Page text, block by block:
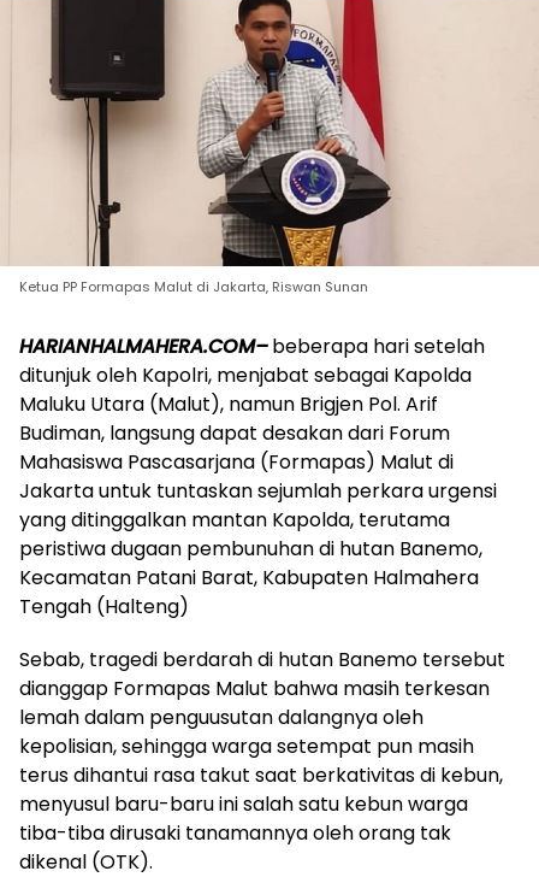
Ketua PP Formapas Malut di Jakarta, Riswan Sunan
HARIANHALMAHERA.COM–beberapa hari setelah
ditunjuk oleh Kapolri, menjabat sebagai Kapolda
Maluku Utara (Malut), namun Brigjen Pol. Arif
Budiman, langsung dapat desakan dari Forum
Mahasiswa Pascasarjana (Formapas) Malut di
Jakarta untuk tuntaskan sejumlah perkara urgensi
yang ditinggalkan mantan Kapolda, terutama
peristiwa dugaan pembunuhan di hutan Banemo,
Kecamatan Patani Barat, Kabupaten Halmahera
Tengah (Halteng)
Sebab, tragedi berdarah di hutan Banemo tersebut
dianggap Formapas Malut bahwa masih terkesan
lemah dalam penguusutan dalangnya oleh
kepolisian, sehingga warga setempat pun masih
terus dihantui rasa takut saat berkativitas di kebun,
menyusul baru-baru ini salah satu kebun warga
tiba-tiba dirusaki tanamannya oleh orang tak
dikenal (OTK).